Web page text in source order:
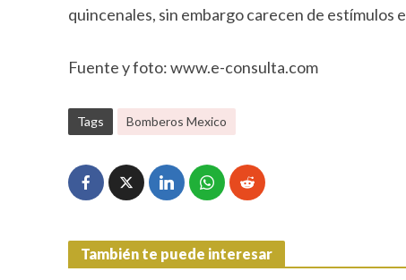
quincenales, sin embargo carecen de estímulos
Fuente y foto: www.e-consulta.com
Tags Bomberos Mexico
También te puede interesar